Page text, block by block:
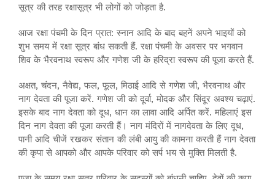
सूत्र की तरह रक्षासूत्र भी लोगों को जोड़ता है.
आज रक्षा पंचमी के दिन प्रात: स्नान आदि के बाद बहनें अपने भाइयों को
शुभ समय में रक्षा सूत्र बांध सकती हैं. रक्षा पंचमी के अवसर पर भगवान
शिव के भैरवनाथ स्वरूप और गणेश जी के हरिद्रा स्वरूप की पूजा करते हैं.
अक्षत, चंदन, नैवेद्य, फल, फूल, मिठाई आदि से गणेश जी, भैरवनाथ और
नाग देवता की पूजा करें. गणेश जी को दूर्वा, मोदक और सिंदूर अवश्य चढ़ाएं.
इसके बाद नाग देवता को दूध, धान का लावा आदि अर्पित करें. महिलाएं इस
दिन नाग देवता की पूजा करती हैं। नाग मंदिरों में नागदेवता के लिए दूध,
पानी आदि चीजें रखकर संतान की लंबी आयु की कामना करती हैं नाग देवता
की कृपा से आपको और आपके परिवार को सर्प भय से मुक्ति मिलती है.